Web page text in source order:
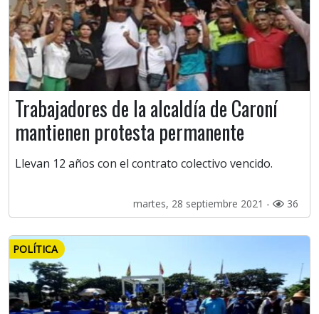
Trabajadores de la alcaldía de Caroní
mantienen protesta permanente
Llevan 12 años con el contrato colectivo vencido.
martes, 28 septiembre 2021 - 36
POLÍTICA